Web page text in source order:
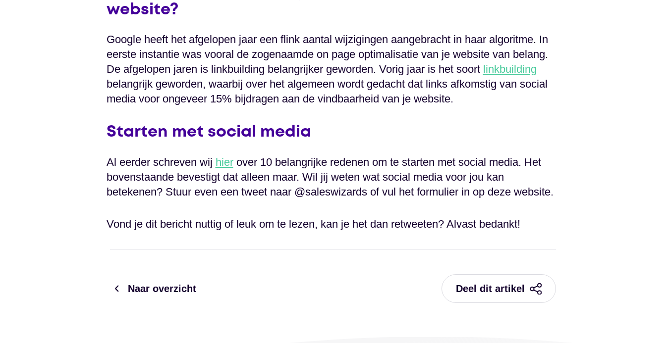
website?
Google heeft het afgelopen jaar een flink aantal wijzigingen aangebracht in haar algoritme. In
eerste instantie was vooral de zogenaamde on page optimalisatie van je website van belang.
De afgelopen jaren is linkbuilding belangrijker geworden. Vorig jaar is het soort linkbuilding
belangrijk geworden, waarbij over het algemeen wordt gedacht dat links afkomstig van social
media voor ongeveer 15% bijdragen aan de vindbaarheid van je website.
Starten met social media
Al eerder schreven wij hierover 10 belangrijke redenen om te starten met social media. Het
bovenstaande bevestigt dat alleen maar. Wil jij weten wat social media voor jou kan
betekenen? Stuur even een tweet naar @saleswizards of vul het formulier in op deze website.
Vond je dit bericht nuttig of leuk om te lezen, kan je het dan retweeten? Alvast bedankt!
Naar overzicht Deel dit artikel